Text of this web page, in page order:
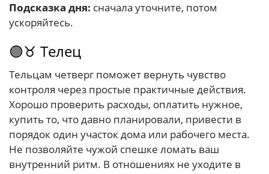
Подсказка дня: сначала уточните, потом
ускоряйтесь.
🟣♉ Телец
Тельцам четверг поможет вернуть чувство
контроля через простые практичные действия.
Хорошо проверить расходы, оплатить нужное,
купить то, что давно планировали, привести в
порядок один участок дома или рабочего места.
Не позволяйте чужой спешке ломать ваш
внутренний ритм. В отношениях не уходите в